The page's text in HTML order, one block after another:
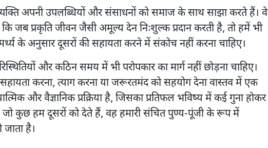
व्यक्ति अपनी उपलब्धियों और संसाधनों को समाज के साथ साझा करते हैं। वे
जब प्रकृति जीवन जैसी अमूल्य देन निःशुल्क प्रदान करती है, तो हमें भी
के अनुसार दूसरों की सहायता करने में संकोच नहीं करना चाहिए।
और कठिन समय में भी परोपकार का मार्ग नहीं छोड़ना चाहिए।
करना, त्याग करना या जरूरतमंद को सहयोग देना वास्तव में एक
और वैज्ञानिक प्रक्रिया है, जिसका प्रतिफल भविष्य में कई गुना होकर
जो कुछ हम दूसरों को देते हैं, वह हमारी संचित पुण्य-पूंजी के रूप में
जाता है।